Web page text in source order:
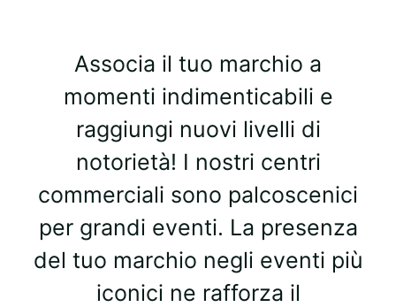
Associa il tuo marchio a
momenti indimenticabili e
raggiungi nuovi livelli di
notorietà! I nostri centri
commerciali sono palcoscenici
per grandi eventi. La presenza
del tuo marchio negli eventi più
iconici ne rafforza il